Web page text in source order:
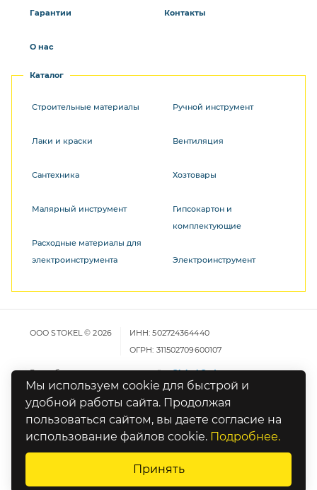
Гарантии
О нас
Контакты
Каталог
Строительные материалы
Лаки и краски
Сантехника
Малярный инструмент
Расходные материалы для
электроинструмента
Ручной инструмент
Вентиляция
Хозтовары
Гипсокартон и
комплектующие
Электроинструмент
ООО STOKEL © 2026
ИНН: 502724364440
ОГРН: 311502709600107
Разработка и продвижение сайтаGlobal Code
Карта сайта
Политика конфиденциальности
Оставьте отзыв о работе сайта
Мы используем cookie для быстрой и
удобной работы сайта. Продолжая
пользоваться сайтом, вы даете согласие на
использование файлов cookie. Подробнее.
Принять